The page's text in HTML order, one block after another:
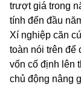
trượt giá trong
tính đến đầu
Xí nghiệp căn
toàn nói trên để
vốn cố định lên
chủ động nâng